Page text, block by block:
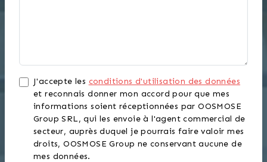
J'accepte les conditions d'utilisation des données
et reconnais donner mon accord pour que mes
informations soient réceptionnées par OOSMOSE
Group SRL, qui les envoie à l'agent commercial de
secteur, auprès duquel je pourrais faire valoir mes
droits, OOSMOSE Group ne conservant aucune de
mes données.